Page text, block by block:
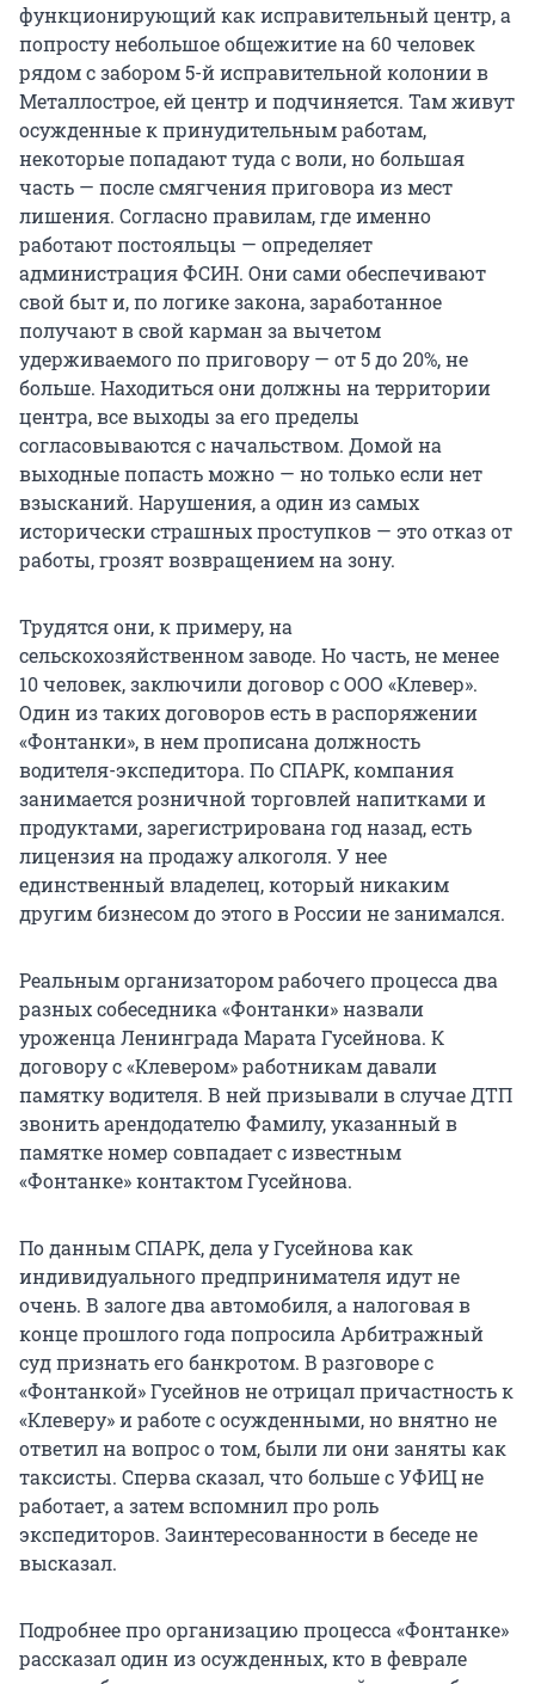
функционирующий как исправительный центр, а
попросту небольшое общежитие на 60 человек
рядом с забором 5-й исправительной колонии в
Металлострое, ей центр и подчиняется. Там живут
осужденные к принудительным работам,
некоторые попадают туда с воли, но большая
часть — после смягчения приговора из мест
лишения. Согласно правилам, где именно
работают постояльцы — определяет
администрация ФСИН. Они сами обеспечивают
свой быт и, по логике закона, заработанное
получают в свой карман за вычетом
удерживаемого по приговору — от 5 до 20%, не
больше. Находиться они должны на территории
центра, все выходы за его пределы
согласовываются с начальством. Домой на
выходные попасть можно — но только если нет
взысканий. Нарушения, а один из самых
исторически страшных проступков — это отказ от
работы, грозят возвращением на зону.
Трудятся они, к примеру, на
сельскохозяйственном заводе. Но часть, не менее
10 человек, заключили договор с ООО «Клевер».
Один из таких договоров есть в распоряжении
«Фонтанки», в нем прописана должность
водителя-экспедитора. По СПАРК, компания
занимается розничной торговлей напитками и
продуктами, зарегистрирована год назад, есть
лицензия на продажу алкоголя. У нее
единственный владелец, который никаким
другим бизнесом до этого в России не занимался.
Реальным организатором рабочего процесса два
разных собеседника «Фонтанки» назвали
уроженца Ленинграда Марата Гусейнова. К
договору с «Клевером» работникам давали
памятку водителя. В ней призывали в случае ДТП
звонить арендодателю Фамилу, указанный в
памятке номер совпадает с известным
«Фонтанке» контактом Гусейнова.
По данным СПАРК, дела у Гусейнова как
индивидуального предпринимателя идут не
очень. В залоге два автомобиля, а налоговая в
конце прошлого года попросила Арбитражный
суд признать его банкротом. В разговоре с
«Фонтанкой» Гусейнов не отрицал причастность к
«Клеверу» и работе с осужденными, но внятно не
ответил на вопрос о том, были ли они заняты как
таксисты. Сперва сказал, что больше с УФИЦ не
работает, а затем вспомнил про роль
экспедиторов. Заинтересованности в беседе не
высказал.
Подробнее про организацию процесса «Фонтанке»
рассказал один из осужденных, кто в феврале